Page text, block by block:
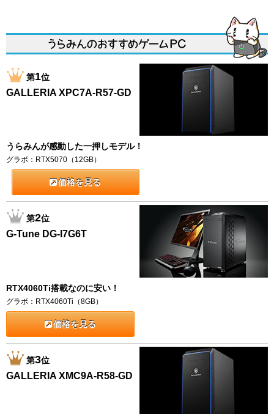
第1位
GALLERIA XPC7A-R57-GD
うらみんが感動した一押しモデル！
グラボ：RTX5070（12GB）
価格を見る
第2位
G-Tune DG-I7G6T
RTX4060Ti搭載なのに安い！
グラボ：RTX4060Ti（8GB）
価格を見る
第3位
GALLERIA XMC9A-R58-GD